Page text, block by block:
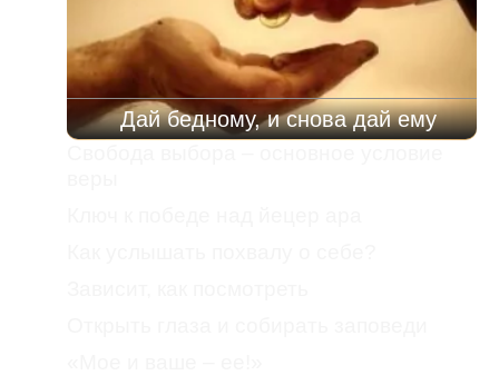
Дай бедному, и снова дай ему